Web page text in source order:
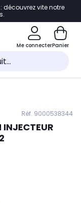
découvrez vite notre
Me connecterPanier
Réf. 9000538344
INJECTEUR